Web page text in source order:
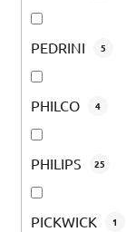
PEDRINI 5
PHILCO 4
PHILIPS 25
PICKWICK 1